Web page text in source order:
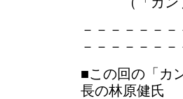
－－－－－－
－－－－－－－
■この回の「カ
長の林原健氏